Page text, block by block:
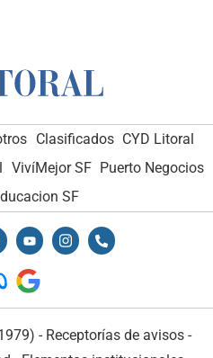
Clasificados CYD Litoral
VivíMejor SF Puerto Negocios
SF
- Receptorías de avisos -